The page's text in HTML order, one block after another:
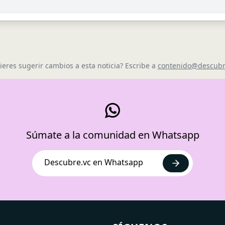
sugerir cambios a esta noticia? Escribe a
Súmate a la comunidad en Whatsapp
Descubre.vc en Whatsapp